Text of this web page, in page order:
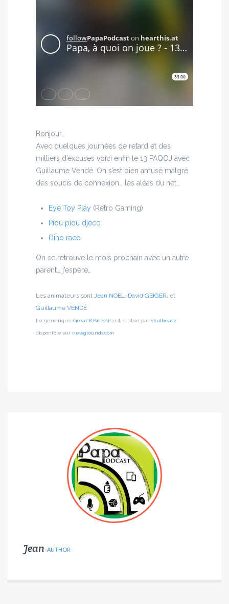
Bonjour,
Avec quelques journées de retard et des
milliers d’excuses voici enfin le 13 PAQOJ avec
Guillaume Vendé. On s’est bien amusé malgré
des soucis de connexion… les aléas du net…
Eye Toy Play (Retro Gaming)
Piou piou djeco
Dino race
On se retrouve le mois prochain avec un autre
parent… j’espère…
Les animateurs sont Jean NOEL David GEIGER , et
Guillaume VENDÉ
Le générique Great 8 Bit Shit est réalisé par Skulbeatz
disponible sur newgrounds.com
Jean AUTHOR